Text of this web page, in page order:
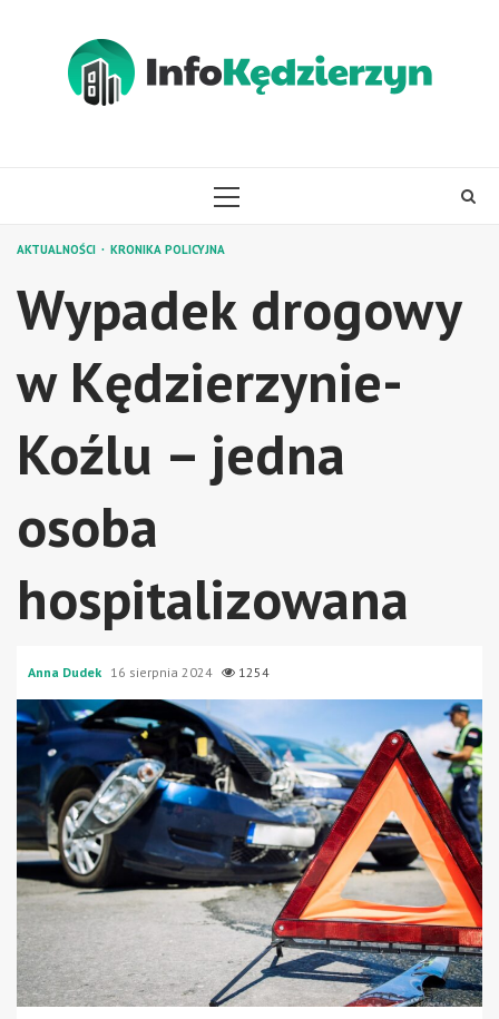
PRIMARY
AKTUALNOŚCI KRONIKA POLICYJNA
Wypadek drogowy
w Kędzierzynie-
Koźlu – jedna
osoba
hospitalizowana
Anna Dudek 16 sierpnia 2024 1254